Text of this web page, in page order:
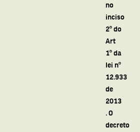
no
inciso
2º do
Art
1º da
lei nº
12.933
de
2013
. O
decreto